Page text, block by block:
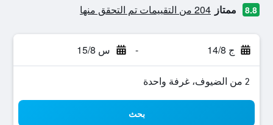
8.8 ممتاز 204 من التقييمات تم التحقق منها
ج 14/8 - س 15/8
2 من الضيوف، غرفة واحدة
بحث